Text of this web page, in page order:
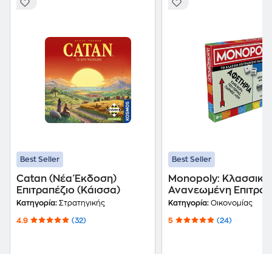
Best Seller
Catan (Νέα Έκδοση)
Επιτραπέζιο (Κάισσα)
Κατηγορία: Στρατηγικής
4.9 (32)
Best Seller
Monopoly: Κλασσική
Ανανεωμένη
(Hasbro)
Κατηγορία: Οικονομίας
5 (24)